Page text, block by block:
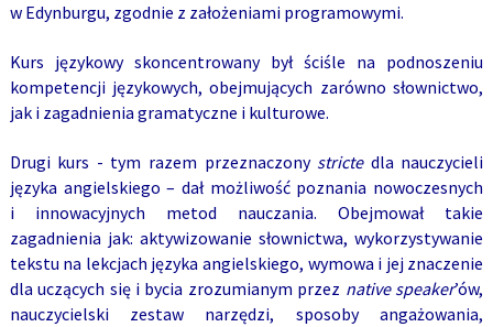
w Edynburgu, zgodnie z założeniami programowymi.
Kurs językowy skoncentrowany był ściśle na podnoszeniu
kompetencji językowych, obejmujących zarówno słownictwo,
jak i zagadnienia gramatyczne i kulturowe.
Drugi kurs - tym razem przeznaczony strictedla nauczycieli
języka angielskiego – dał możliwość poznania nowoczesnych
i innowacyjnych metod nauczania. Obejmował takie
zagadnienia jak: aktywizowanie słownictwa, wykorzystywanie
tekstu na lekcjach języka angielskiego, wymowa i jej znaczenie
dla uczących się i bycia zrozumianym przez native speaker’ów,
nauczycielski zestaw narzędzi, sposoby angażowania,